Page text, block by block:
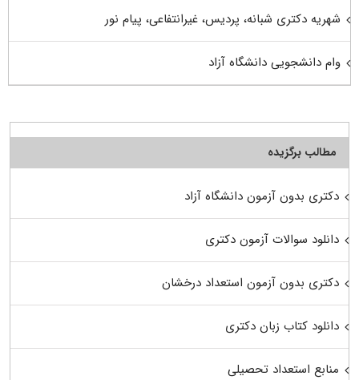
شهریه دکتری شبانه، پردیس، غیرانتفاعی، پیام نور
وام دانشجویی دانشگاه آزاد
مطالب برگزیده
دکتری بدون آزمون دانشگاه آزاد
دانلود سوالات آزمون دکتری
دکتری بدون آزمون استعداد درخشان
دانلود کتاب زبان دکتری
منابع استعداد تحصیلی